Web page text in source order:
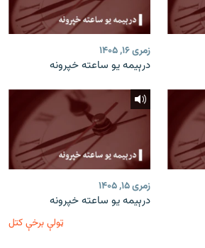
زمری ۱۶, ۱۴۰۵
درېیمه یو ساعته خپرونه
زمری ۱۵, ۱۴۰۵
درېیمه یو ساعته خپرونه
ټولې برخې کتل